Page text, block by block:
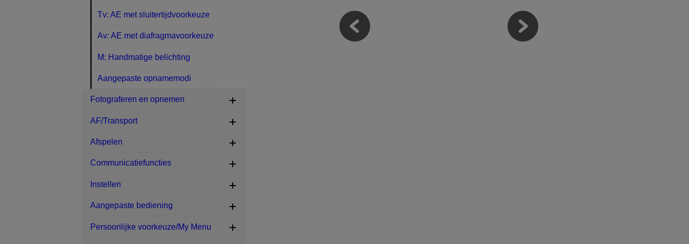
Tv: AE met sluitertijdvoorkeuze
Av: AE met diafragmavoorkeuze
M: Handmatige belichting
Aangepaste opnamemodi
Fotograferen en opnemen
AF/Transport
Afspelen
Communicatiefuncties
Instellen
Aangepaste bediening
Persoonlijke voorkeuze/My Menu